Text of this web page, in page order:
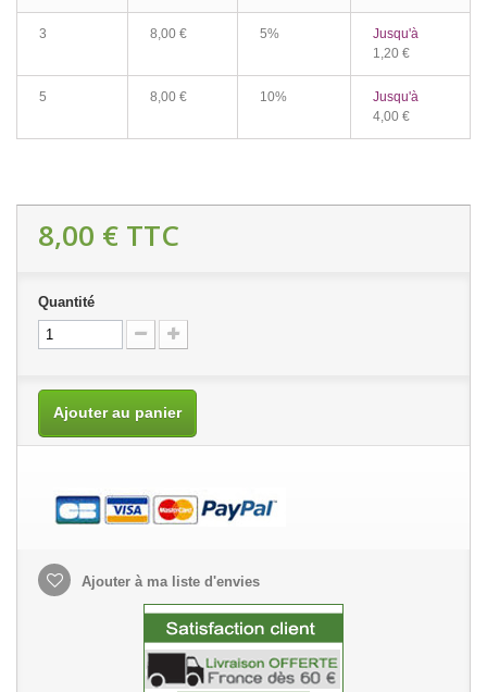
3 8,00 € 5%
Jusqu'à
1,20 €
5 8,00 € 10%
Jusqu'à
4,00 €
8,00 € TTC
Quantité
Ajouter au panier
Ajouter à ma liste d'envies